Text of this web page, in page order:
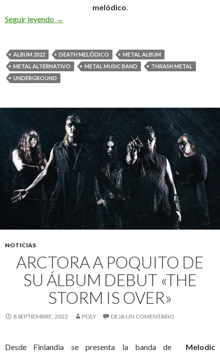
melódico
Seguir leyendo Pitch Black Mentality y su álbum «World Final
→
ALBUM 2022 DEATH MELÓDICO
METAL ALBUM
METAL ALTERNATIVO
METAL MUSIC BAND
THRASH METAL
UNDERGROUND
NOTICIAS
ARCTORA A POQUITO DE
SU ÁLBUM DEBUT «THE
STORM IS OVER»
8 SEPTIEMBRE, 2022 POLY DEJA UN COMENTARIO
Desde Finlandia se presenta la banda de
Melodic